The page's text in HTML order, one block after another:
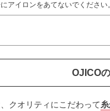
アイロンをあてないでください。
OJICO
クオリティにこだわって